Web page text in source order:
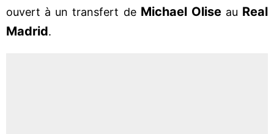
ouvert à un transfert de Michael Oliseau Real
Madrid.